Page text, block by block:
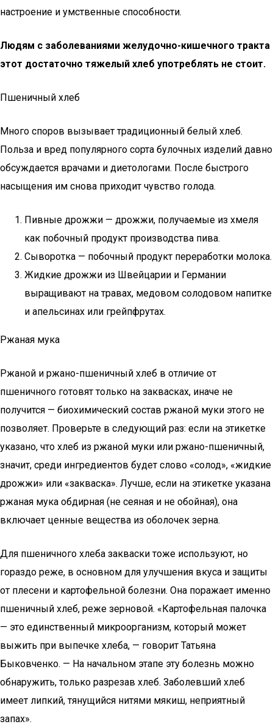
настроение и умственные способности.
Людям с заболеваниями желудочно-кишечного тракта
этот достаточно тяжелый хлеб употреблять не стоит.
Пшеничный хлеб
Много споров вызывает традиционный белый хлеб.
Польза и вред популярного сорта булочных изделий давно
обсуждается врачами и диетологами. После быстрого
насыщения им снова приходит чувство голода.
Пивные дрожжи — дрожжи, получаемые из хмеля
как побочный продукт производства пива.
Сыворотка — побочный продукт переработки молока.
Жидкие дрожжи из Швейцарии и Германии
выращивают на травах, медовом солодовом напитке
и апельсинах или грейпфрутах.
Ржаная мука
Ржаной и ржано-пшеничный хлеб в отличие от
пшеничного готовят только на заквасках, иначе не
получится — биохимический состав ржаной муки этого не
позволяет. Проверьте в следующий раз: если на этикетке
указано, что хлеб из ржаной муки или ржано-пшеничный,
значит, среди ингредиентов будет слово «солод», «жидкие
дрожжи» или «закваска». Лучше, если на этикетке указана
ржаная мука обдирная (не сеяная и не обойная), она
включает ценные вещества из оболочек зерна.
Для пшеничного хлеба закваски тоже используют, но
гораздо реже, в основном для улучшения вкуса и защиты
от плесени и картофельной болезни. Она поражает именно
пшеничный хлеб, реже зерновой. «Картофельная палочка
— это единственный микроорганизм, который может
выжить при выпечке хлеба, — говорит Татьяна
Быковченко. — На начальном этапе эту болезнь можно
обнаружить, только разрезав хлеб. Заболевший хлеб
имеет липкий, тянущийся нитями мякиш, неприятный
запах».